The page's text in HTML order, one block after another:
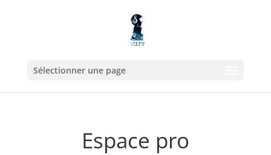
Sélectionner une page
Espace pro